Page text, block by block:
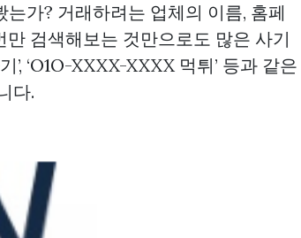
가? 거래하려는 업체의 이름, 홈페
검색해보는 것만으로도 많은 사기
‘O1O-XXXX-XXXX 먹튀’ 등과 같은
다.